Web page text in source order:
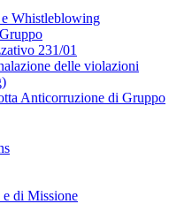
Whistleblowing
231/01
delle violazioni
Anticorruzione di Gruppo
di Missione